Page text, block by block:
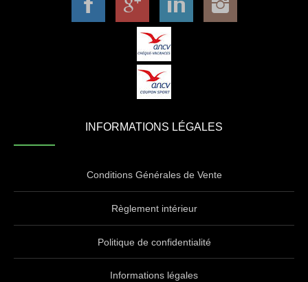
INFORMATIONS LÉGALES
Conditions Générales de Vente
Règlement intérieur
Politique de confidentialité
Informations légales